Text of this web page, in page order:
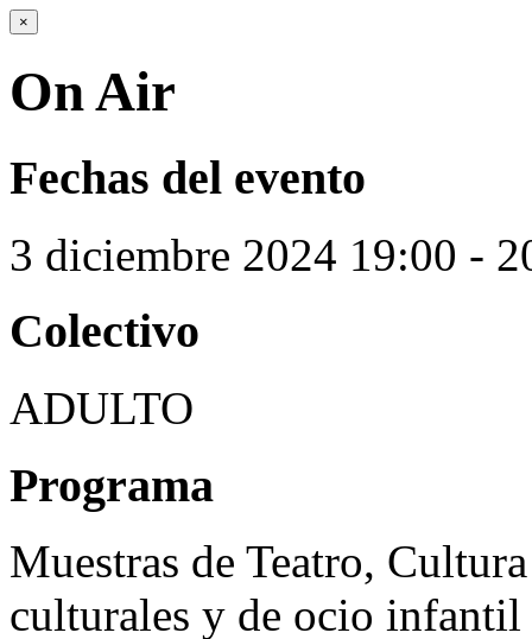
×
On Air
Fechas del evento
3 diciembre 2024 19:00 -
Colectivo
ADULTO
Programa
Muestras de Teatro,
culturales y de ocio infantil